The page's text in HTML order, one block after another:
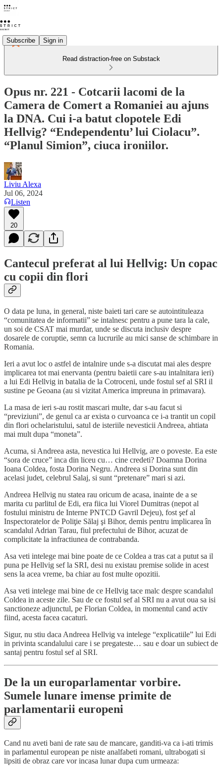
Subscribe Sign in
Read distraction-free on Substack
Opus nr. 221 - Cotcarii lacomi de la
Camera de Comert a Romaniei au ajuns
la DNA. Cui i-a batut clopotele Edi
Hellvig? “Endependentu’ lui Ciolacu”.
“Planul Simion”, ciuca ironiilor.
Liviu Alexa
Jul 06, 2024
Listen
20
Cantecul preferat al lui Hellvig: Un copac
cu copii din flori
O data pe luna, in general, niste baieti tari care se autointituleaza
“comunitatea de informatii” se intalnesc pentru a pune tara la cale,
un soi de CSAT mai murdar, unde se discuta inclusiv despre
dosarele de coruptie, semn ca lucrurile au mici sanse de schimbare in
Romania.
Ieri a avut loc o astfel de intalnire unde s-a discutat mai ales despre
implicarea tot mai enervanta (pentru baietii care s-au intalnitara ieri)
a lui Edi Hellvig in batalia de la Cotroceni, unde fostul sef al SRI il
sustine pe Geoana (au si vizitat America impreuna in primavara).
La masa de ieri s-au rostit mascari multe, dar s-au facut si
“previziuni”, de genul ca ar exista o curvoanca ce i-a trantit un copil
din flori ochelaristului, satul de isteriile nevesticii Andreea, ahtiata
mai mult dupa “moneta”.
Acuma, si Andreea asta, nevestica lui Hellvig, are o poveste. Ea este
“sora de cruce” inca din liceu cu… cine credeti? Doamna Dorina
Ioana Coldea, fosta Dorina Negru. Andreea si Dorina sunt din
acelasi judet, celebrul Salaj, si sunt “pretenare” mari si azi.
Andreea Hellvig nu statea rau oricum de acasa, inainte de a se
marita cu parlitul de Edi, era fiica lui Viorel Dumitras (nepot al
fostului ministru de Interne PNTCD Gavril Dejeu), fost şef al
Inspectoratelor de Poliţie Sălaj şi Bihor, demis pentru implicarea în
scandalul Adrian Tarau, fiul prefectului de Bihor, acuzat de
complicitate la infractiunea de contrabanda.
Asa veti intelege mai bine poate de ce Coldea a tras cat a putut sa il
puna pe Hellvig sef la SRI, desi nu existau premise solide in acest
sens la acea vreme, ba chiar au fost multe opozitii.
Asa veti intelege mai bine de ce Hellvig tace malc despre scandalul
Coldea in aceste zile. Sau de ce fostul sef al SRI nu a avut oua sa isi
sanctioneze adjunctul, pe Florian Coldea, in momentul cand activ
fiind, acesta facea cacaturi.
Sigur, nu stiu daca Andreea Hellvig va intelege “explicatiile” lui Edi
in privinta scandalului care i se pregateste… sau e doar un subiect de
santaj pentru fostul sef al SRI.
De la un europarlamentar vorbire.
Sumele lunare imense primite de
parlamentarii europeni
Cand nu aveti bani de rate sau de mancare, ganditi-va ca i-ati trimis
in parlamentul european pe niste analfabeti romani, ultrabogati si
lipsiti de obraz care vor incasa lunar dupa cum urmeaza: